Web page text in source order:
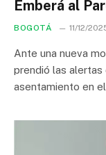
Emberá al
BOGOTÁ 11/12/
Ante una nueva
prendió las alertas
asentamiento en